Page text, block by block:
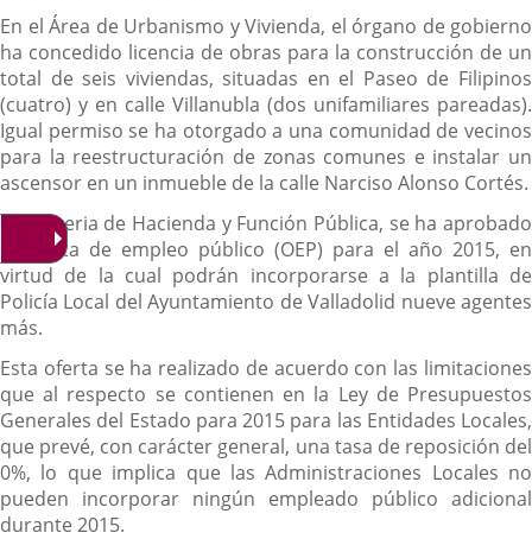
En el Área de Urbanismo y Vivienda, el órgano de gobierno
ha concedido licencia de obras para la construcción de un
total de seis viviendas, situadas en el Paseo de Filipinos
(cuatro) y en calle Villanubla (dos unifamiliares pareadas).
Igual permiso se ha otorgado a una comunidad de vecinos
para la reestructuración de zonas comunes e instalar un
ascensor en un inmueble de la calle Narciso Alonso Cortés.
En materia de Hacienda y Función Pública, se ha aprobado
la oferta de empleo público (OEP) para el año 2015, en
virtud de la cual podrán incorporarse a la plantilla de
Policía Local del Ayuntamiento de Valladolid nueve agentes
más.
Esta oferta se ha realizado de acuerdo con las limitaciones
que al respecto se contienen en la Ley de Presupuestos
Generales del Estado para 2015 para las Entidades Locales,
que prevé, con carácter general, una tasa de reposición del
0%, lo que implica que las Administraciones Locales no
pueden incorporar ningún empleado público adicional
durante 2015.